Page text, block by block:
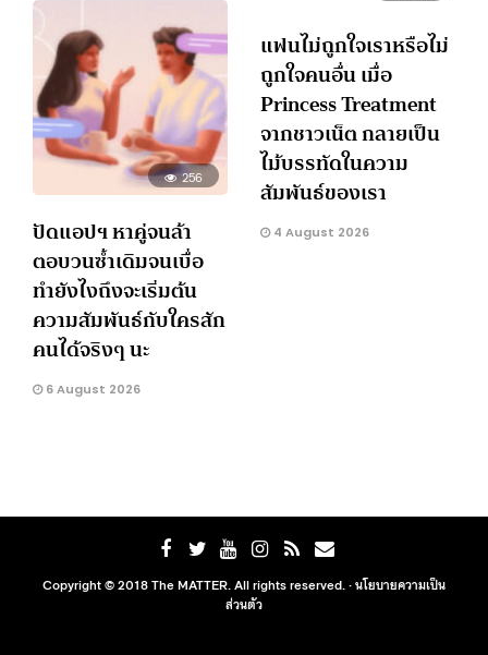
256
ปัดแอปฯ หาคู่จนล้า
ตอบวนซ้ำเดิมจนเบื่อ
ทำยังไงถึงจะเริ่มต้น
ความสัมพันธ์กับใครสัก
คนได้จริงๆ นะ
6 August 2026
แฟนไม่ถูกใจเราหรือไม่
ถูกใจคนอื่น เมื่อ
Princess Treatment
จากชาวเน็ต กลายเป็น
ไม้บรรทัดในความ
สัมพันธ์ของเรา
4 August 2026
Copyright © 2018 The MATTER. All rights reserved. ·นโยบายความเป็น
ส่วนตัว